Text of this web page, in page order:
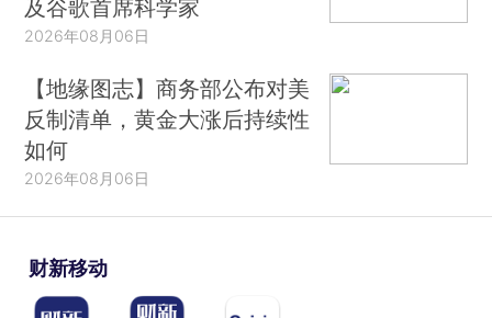
及谷歌首席科学家
2026年08月06日
【地缘图志】商务部公布对美
反制清单，黄金大涨后持续性
如何
2026年08月06日
财新移动